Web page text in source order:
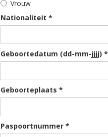
Vrouw
Nationaliteit *
Geboortedatum (dd-mm-jjjj) *
Geboorteplaats *
Paspoortnummer *